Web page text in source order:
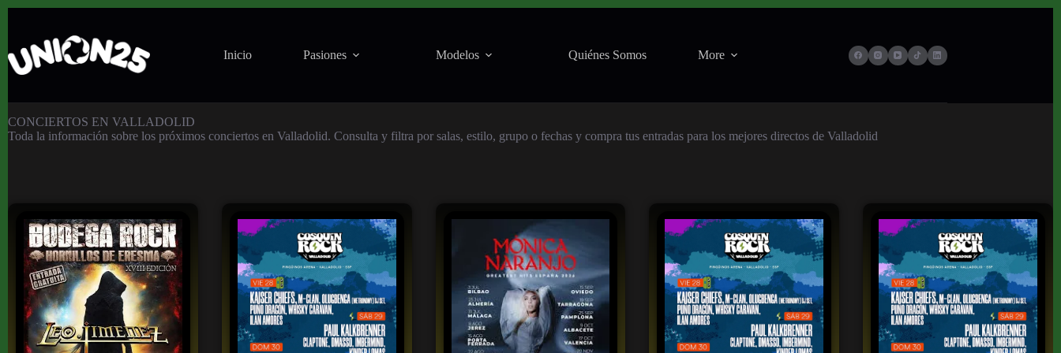
Inicio Pasiones Modelos Quiénes Somos More
Conciertos en Valladolid
CONCIERTOS EN VALLADOLID
Toda la información sobre los próximos conciertos en Valladolid. Consulta y filtra por salas, estilo, grupo o fechas y compra tus entradas para los mejores directos de Valladolid